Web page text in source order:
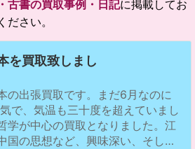
古書の買取事例・日記に掲載してお
さい。
を買取致しまし
の出張買取です。まだ6月なのに
で、気温も三十度を超えていまし
学が中心の買取となりました。江
国の思想など、興味深い、そし…